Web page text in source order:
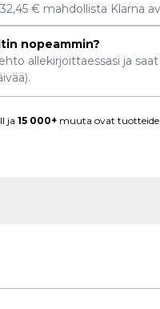
€ mahdollista Klarna
nopeammin?
allekirjoittaessasi ja
ja 15 000+muuta ovat